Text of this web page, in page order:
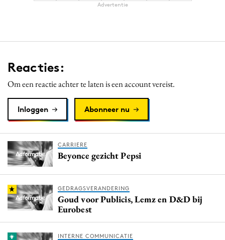
Advertentie
Reacties:
Om een reactie achter te laten is een account vereist.
Inloggen Abonneer nu
CARRIERE
Beyonce gezicht Pepsi
GEDRAGSVERANDERING
Goud voor Publicis, Lemz en D&D bij
Eurobest
INTERNE COMMUNICATIE